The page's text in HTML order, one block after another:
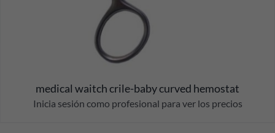
medical waitch crile-baby curved hemostat
Inicia sesión como profesional para ver los precios